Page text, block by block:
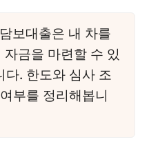
보대출은 내 차를
금을 마련할 수 있
다. 한도와 심사 조
부를 정리해봅니